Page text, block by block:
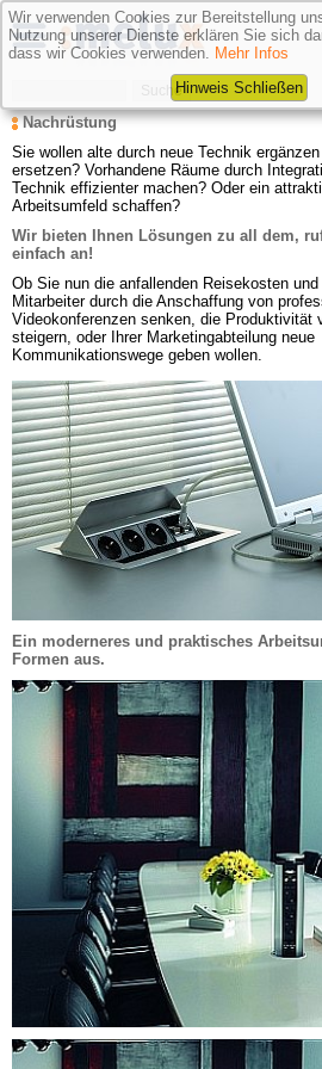
Nachrüstung
Sie wollen alte durch neue Technik
ersetzen? Vorhandene Räume durch
Technik effizienter machen? Oder ein
Arbeitsumfeld schaffen?
Wir bieten Ihnen Lösungen zu all dem,
einfach an!
Ob Sie nun die anfallenden Reisekosten
Mitarbeiter durch die Anschaffung von
Videokonferenzen senken, die Produktivität
steigern, oder Ihrer Marketingabteilung neue
Kommunikationswege geben wollen.
Ein moderneres und praktisches
Formen aus.
Wir verwenden Cookies zur Bereitstellung
Nutzung unserer Dienste erklären Sie sich
dass wir Cookies verwenden. Mehr Infos
Hinweis Schließen